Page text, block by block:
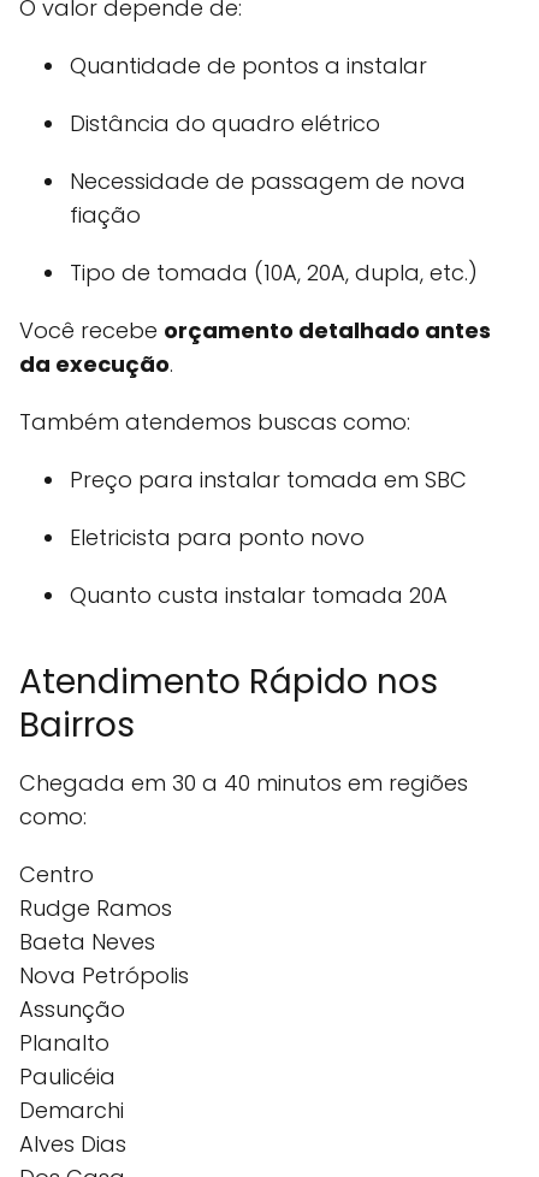
O valor depende de:
Quantidade de pontos a instalar
Distância do quadro elétrico
Necessidade de passagem de nova
fiação
Tipo de tomada (10A, 20A, dupla, etc.)
Você recebe orçamento detalhado antes
da execução.
Também atendemos buscas como:
Preço para instalar tomada em SBC
Eletricista para ponto novo
Quanto custa instalar tomada 20A
Atendimento Rápido nos
Bairros
Chegada em 30 a 40 minutos em regiões
como:
Centro
Rudge Ramos
Baeta Neves
Nova Petrópolis
Assunção
Planalto
Paulicéia
Demarchi
Alves Dias